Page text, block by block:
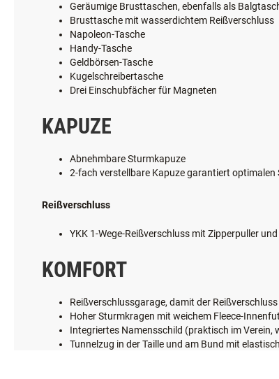
Geräumige Brusttaschen, ebenfalls als
Brusttasche mit wasserdichtem Reißverschluss
Napoleon-Tasche
Handy-Tasche
Geldbörsen-Tasche
Kugelschreibertasche
Drei Einschubfächer für Magneten
KAPUZE
Abnehmbare Sturmkapuze
2-fach verstellbare Kapuze garantiert optimalen
Reißverschluss
YKK 1-Wege-Reißverschluss mit Zipperpuller
KOMFORT
Reißverschlussgarage, damit der
Hoher Sturmkragen mit weichem Fleece-
Integriertes Namensschild (praktisch im Verein,
Tunnelzug in der Taille und am Bund mit